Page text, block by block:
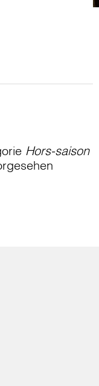
Hors-saison